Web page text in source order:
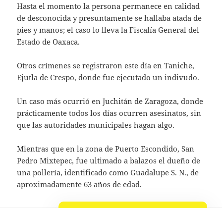
Hasta el momento la persona permanece en calidad
de desconocida y presuntamente se hallaba atada de
pies y manos; el caso lo lleva la Fiscalía General del
Estado de Oaxaca.
Otros crímenes se registraron este día en Taniche,
Ejutla de Crespo, donde fue ejecutado un indivudo.
Un caso más ocurrió en Juchitán de Zaragoza, donde
prácticamente todos los días ocurren asesinatos, sin
que las autoridades municipales hagan algo.
Mientras que en la zona de Puerto Escondido, San
Pedro Mixtepec, fue ultimado a balazos el dueño de
una pollería, identificado como Guadalupe S. N., de
aproximadamente 63 años de edad.